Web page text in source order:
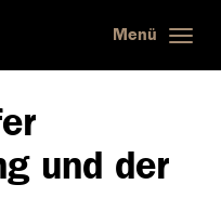
Menü
und der